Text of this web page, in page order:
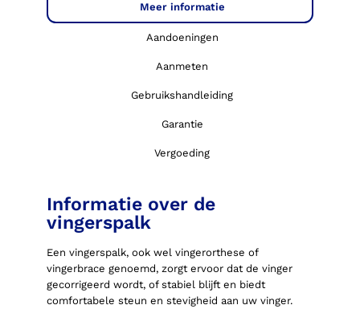
Meer informatie
Aandoeningen
Aanmeten
Gebruikshandleiding
Garantie
Vergoeding
Informatie over de
vingerspalk
Een vingerspalk, ook wel vingerorthese of
vingerbrace genoemd, zorgt ervoor dat de vinger
gecorrigeerd wordt, of stabiel blijft en biedt
comfortabele steun en stevigheid aan uw vinger.